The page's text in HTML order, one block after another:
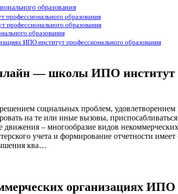
образования
профессионального образования
профессионального образования
образования
ИПО институт профессионального образования
— школы ИПО институт
социальных проблем,
на те или иные вызовы,
– многообразие видов
учета и формирование отчетности
ква…
организациях ИПО